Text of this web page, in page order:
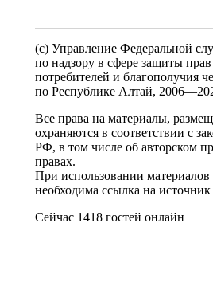
(c) Управление Федеральной
по надзору в сфере защиты прав
потребителей и благополучия
по Республике Алтай,
Все права на материалы,
охраняются в соответствии с
РФ, в том числе об авторском
правах.
При использовании материалов
необходима ссылка на источник
Сейчас 1418 гостей онлайн